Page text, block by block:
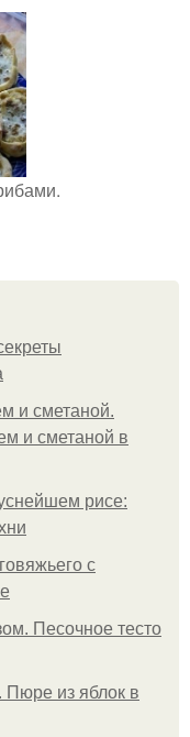
и сметаной.
и сметаной в
рисе:
с
Песочное тесто
Пюре из яблок в